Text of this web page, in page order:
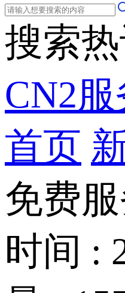
搜索热
CN2
首页
免费
时间 :